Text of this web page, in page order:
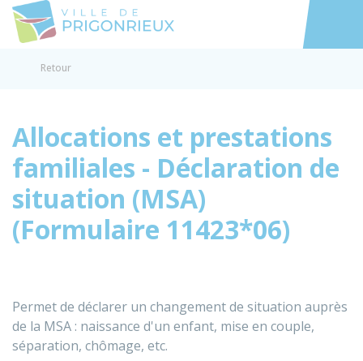
Accéder
Retour
Allocations et prestations
familiales - Déclaration de
situation (MSA)
(Formulaire 11423*06)
Permet de déclarer un changement de situation auprès
de la MSA : naissance d'un enfant, mise en couple,
séparation, chômage, etc.